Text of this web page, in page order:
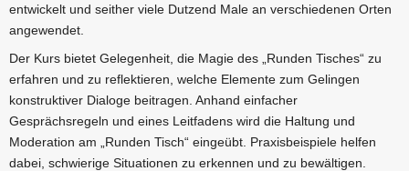
entwickelt und seither viele Dutzend Male an verschiedenen Orten
angewendet.
Der Kurs bietet Gelegenheit, die Magie des „Runden Tisches“ zu
erfahren und zu reflektieren, welche Elemente zum Gelingen
konstruktiver Dialoge beitragen. Anhand einfacher
Gesprächsregeln und eines Leitfadens wird die Haltung und
Moderation am „Runden Tisch“ eingeübt. Praxisbeispiele helfen
dabei, schwierige Situationen zu erkennen und zu bewältigen.